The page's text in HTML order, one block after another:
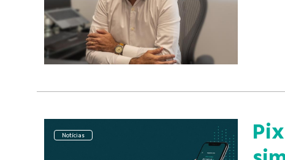
Notícias